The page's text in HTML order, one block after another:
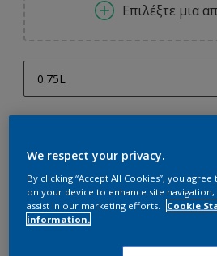
Επιλέξτε μια
0.75L
5L
Προσθήκη στο
We respect your privacy.
By clicking “Accept All Cookies”, you
on your device to enhance site navigation,
assist in our marketing efforts.
Cookie
information.